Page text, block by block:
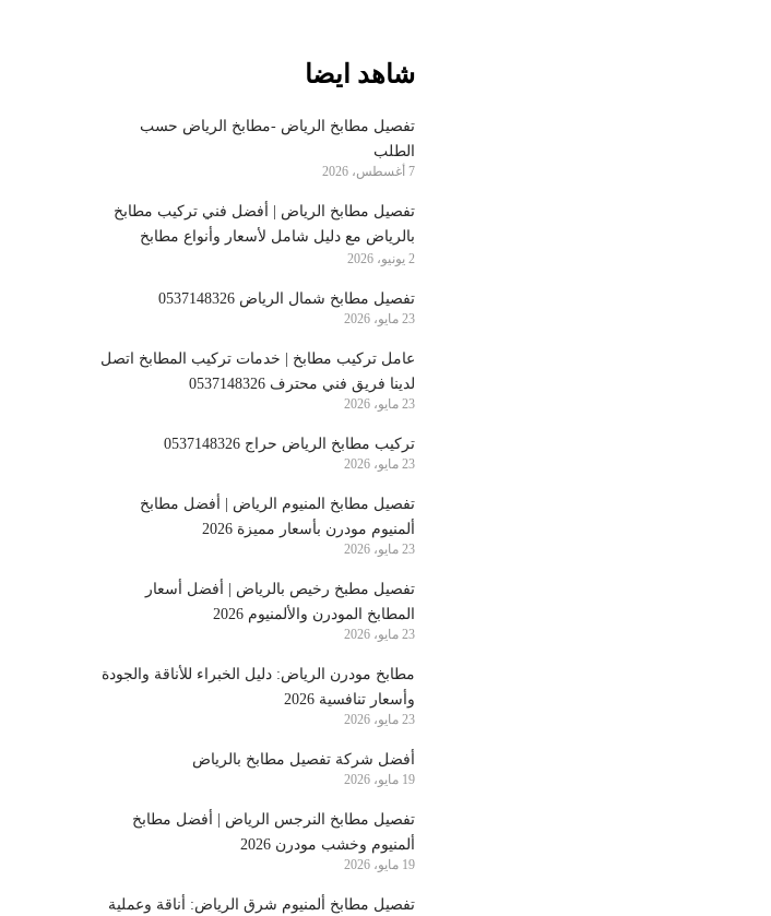
شاهد ايضا
تفصيل مطابخ الرياض -مطابخ الرياض حسب
الطلب
7 أغسطس، 2026
تفصيل مطابخ الرياض | أفضل فني تركيب مطابخ
بالرياض مع دليل شامل لأسعار وأنواع مطابخ
الرياض
2 يونيو، 2026
تفصيل مطابخ شمال الرياض 0537148326
23 مايو، 2026
عامل تركيب مطابخ | خدمات تركيب المطابخ اتصل
لدينا فريق فني محترف 0537148326
23 مايو، 2026
تركيب مطابخ الرياض حراج 0537148326
23 مايو، 2026
تفصيل مطابخ المنيوم الرياض | أفضل مطابخ
ألمنيوم مودرن بأسعار مميزة 2026
23 مايو، 2026
تفصيل مطبخ رخيص بالرياض | أفضل أسعار
المطابخ المودرن والألمنيوم 2026
23 مايو، 2026
مطابخ مودرن الرياض: دليل الخبراء للأناقة والجودة
وأسعار تنافسية 2026
23 مايو، 2026
أفضل شركة تفصيل مطابخ بالرياض
19 مايو، 2026
تفصيل مطابخ النرجس الرياض | أفضل مطابخ
ألمنيوم وخشب مودرن 2026
19 مايو، 2026
تفصيل مطابخ ألمنيوم شرق الرياض: أناقة وعملية